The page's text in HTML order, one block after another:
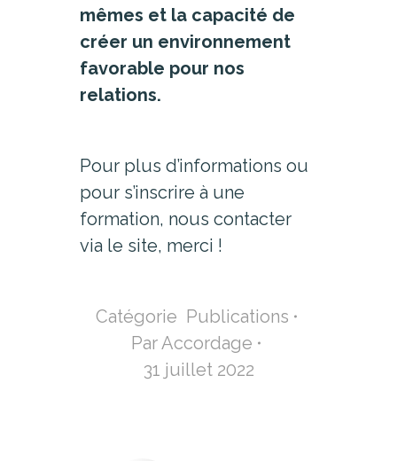
mêmes et la capacité de
créer un environnement
favorable pour nos
relations.
Pour plus d’informations ou
pour s’inscrire à une
formation, nous contacter
via le site, merci !
Catégorie Publications
ParAccordage
31 juillet 2022